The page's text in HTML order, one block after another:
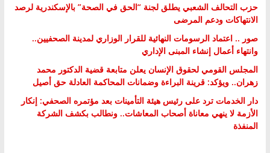
حزب التحالف الشعبي يطلق لجنة “الحق في الصحة” بالإسكندرية لرصد
الانتهاكات ودعم المرضى
صور .. اعتماد الرسومات النهائية للقرار الوزاري لمدينة الصحفيين..
وانتهاء أعمال إنشاء المبنى الإداري
المجلس القومي لحقوق الإنسان يعلن متابعة قضية الدكتور محمد
زهران.. ويؤكد: قرينة البراءة وضمانات المحاكمة العادلة حق أصيل
دار الخدمات ترد على رئيس هيئة التأمينات بعد مؤتمره الصحفي: إنكار
الأزمة لا ينهي معاناة أصحاب المعاشات.. ونطالب بكشف الشركة
المنفذة